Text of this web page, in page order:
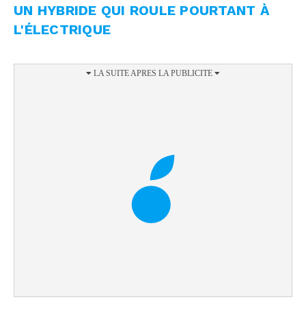
UN HYBRIDE QUI ROULE POURTANT À
L'ÉLECTRIQUE